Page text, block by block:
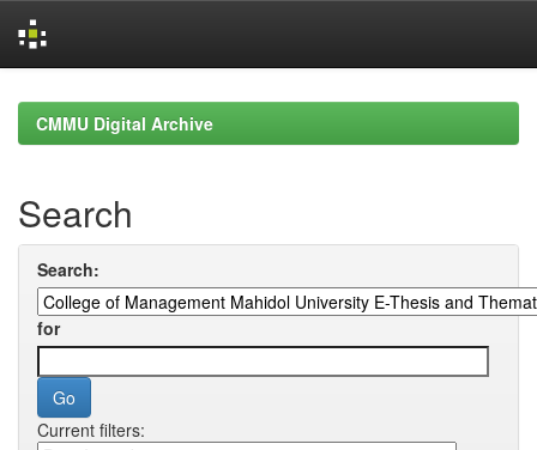
navigationCMMU Digital Archive
Search
Search:
for
Current filters: